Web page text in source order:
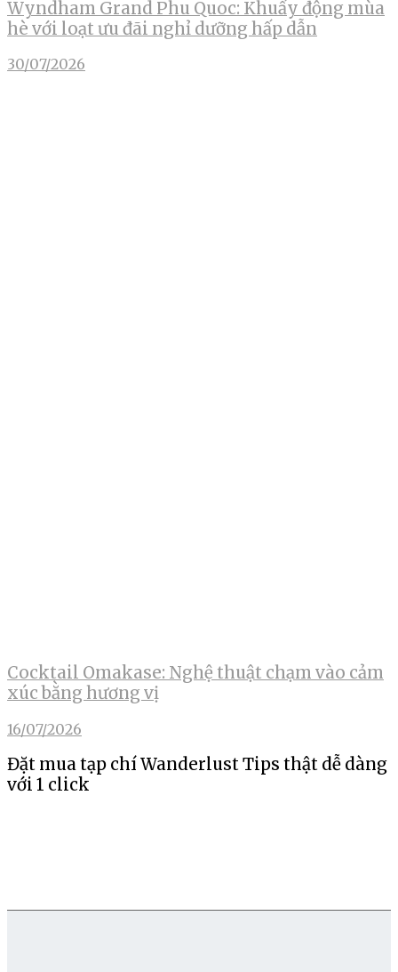
Wyndham Grand Phu Quoc: Khuấy động mùa
hè với loạt ưu đãi nghỉ dưỡng hấp dẫn
30/07/2026
Cocktail Omakase: Nghệ thuật chạm vào cảm
xúc bằng hương vị
16/07/2026
Đặt mua tạp chí Wanderlust Tips thật dễ dàng
với 1 click